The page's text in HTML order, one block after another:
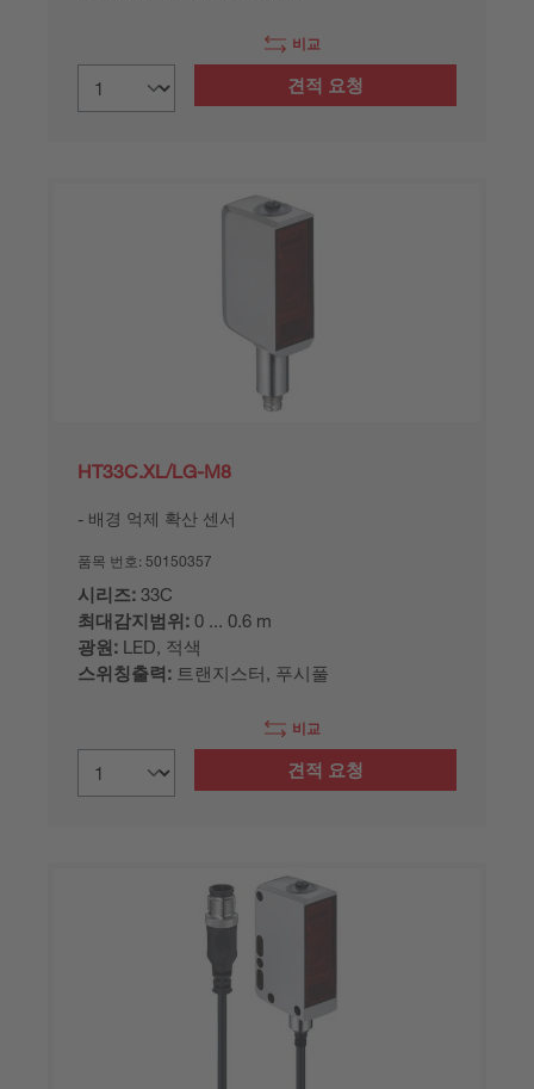
비교
견적 요청
HT33C.XL/LG-M8
배경 억제 확산 센서
품목 번호: 50150357
시리즈: 33C
최대감지범위: 0 ... 0.6 m
광원: LED, 적색
스위칭출력: 트랜지스터, 푸시풀
비교
견적 요청